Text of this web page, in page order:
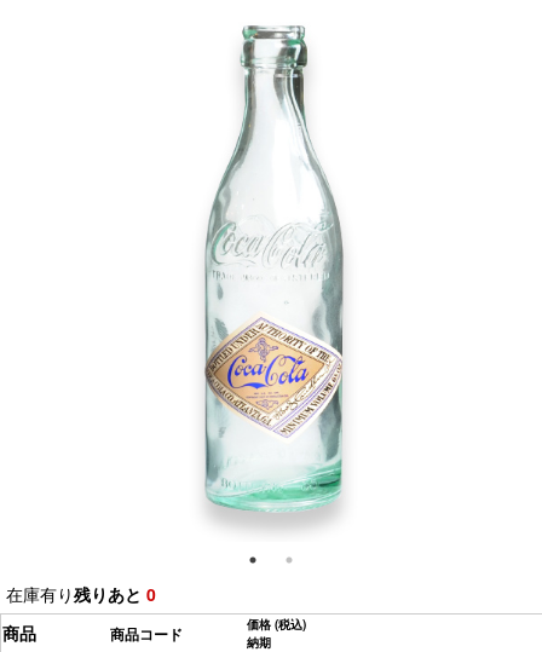
在庫有り残りあと 0
商品
商品コード 価格 (税込)
納期